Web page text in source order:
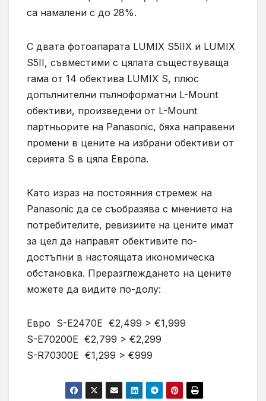
са намалени с до 28%.
С двата фотоапарата LUMIX S5IIX и LUMIX
S5II, съвместими с цялата съществуваща
гама от 14 обектива LUMIX S, плюс
допълнителни пълноформатни L-Mount
обективи, произведени от L-Mount
партньорите на Panasonic, бяха направени
промени в цените на избрани обективи от
серията S в цяла Европа.
Като израз на постоянния стремеж на
Panasonic да се съобразява с мнението на
потребителите, ревизиите на цените имат
за цел да направят обективите по-
достъпни в настоящата икономическа
обстановка. Преразглеждането на цените
можете да видите по-долу:
Eвро S-E2470E €2,499 > €1,999
S-E70200E €2,799 > €2,299
S-R70300E €1,299 > €999